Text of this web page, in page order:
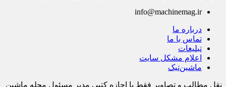
info@machinemag.ir
درباره ما
تماس با ما
تبلیغات
اعلام مشکل سایت
ماشین‌تیک
نقل مطالب و تصاویر فقط با اجازه کتبی مدیر مسئول مجله ماشین